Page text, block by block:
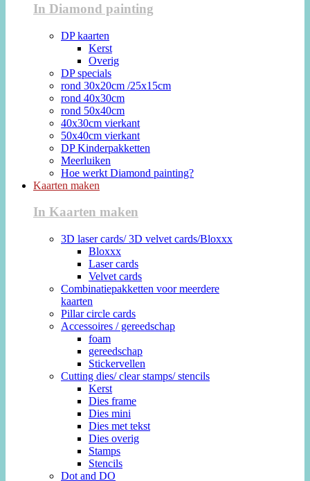
In Diamond painting
DP kaarten
Kerst
Overig
DP specials
rond 30x20cm /25x15cm
rond 40x30cm
rond 50x40cm
40x30cm vierkant
50x40cm vierkant
DP Kinderpakketten
Meerluiken
Hoe werkt Diamond painting?
Kaarten maken
In Kaarten maken
3D laser cards/ 3D velvet cards/Bloxxx
Bloxxx
Laser cards
Velvet cards
Combinatiepakketten voor meerdere
kaarten
Pillar circle cards
Accessoires / gereedschap
foam
gereedschap
Stickervellen
Cutting dies/ clear stamps/ stencils
Kerst
Dies frame
Dies mini
Dies met tekst
Dies overig
Stamps
Stencils
Dot and DO